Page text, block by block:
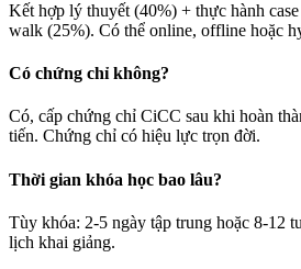
Kết hợp lý thuyết (40%) + thực hành
walk (25%). Có thể online, offline hoặc
Có chứng chỉ không?
Có, cấp chứng chỉ CiCC sau khi hoàn
tiến. Chứng chỉ có hiệu lực trọn đời.
Thời gian khóa học bao lâu?
Tùy khóa: 2-5 ngày tập trung hoặc 8-12
lịch khai giảng.